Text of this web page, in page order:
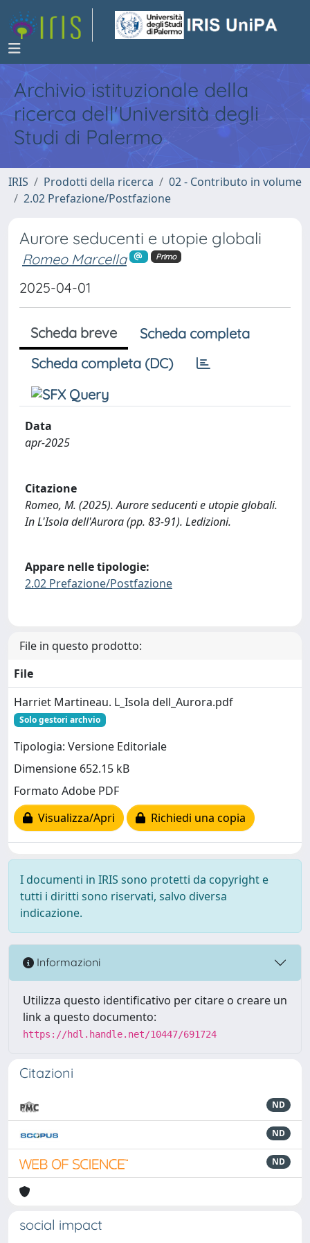
Archivio istituzionale della
ricerca dell'Università degli
Studi di Palermo
IRIS Prodotti della ricerca
02 - Contributo in volume
2.02 Prefazione/Postfazione
Aurore seducenti e utopie globali
Romeo Marcella Primo
2025-04-01
Scheda breve
Scheda completa
Scheda completa (DC)
Data
apr-2025
Citazione
Romeo, M. (2025). Aurore seducenti e utopie globali.
In L'Isola dell'Aurora (pp. 83-91). Ledizioni.
Appare nelle tipologie:
2.02 Prefazione/Postfazione
File in questo prodotto:
File
Harriet Martineau. L_Isola dell_Aurora.pdf
Solo gestori archvio
Tipologia: Versione Editoriale
Dimensione 652.15 kB
Formato Adobe PDF
Visualizza/Apri
Richiedi una copia
I documenti in IRIS sono protetti da copyright e
tutti i diritti sono riservati, salvo diversa
indicazione.
Informazioni
Utilizza questo identificativo per citare o creare un
link a questo documento:
https://hdl.handle.net/10447/691724
Citazioni
ND
ND
ND
social impact